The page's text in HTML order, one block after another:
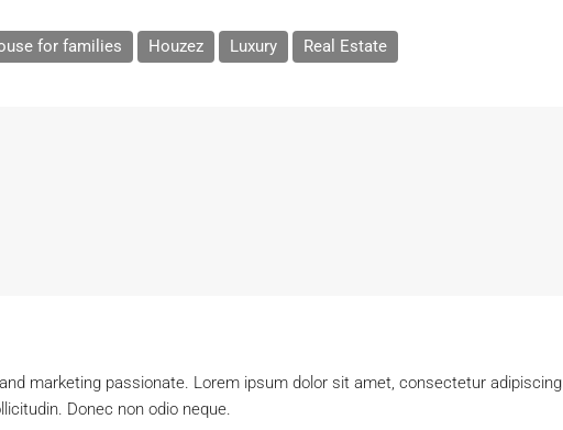
for families Houzez Luxury Real Estate
marketing passionate. Lorem ipsum dolor sit amet, consectetur adipiscing
Donec non odio neque.